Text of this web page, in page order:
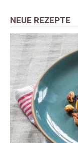
NEUE REZEPTE